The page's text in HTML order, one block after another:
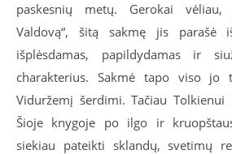
paskesnių metų. Gerokai
Valdovą“, šitą sakmę jis parašė
išplėsdamas, papildydamas ir
charakterius. Sakmė tapo viso jo
Viduržemį šerdimi. Tačiau
Šioje knygoje po ilgo ir
siekiau pateikti sklandų, svetimų